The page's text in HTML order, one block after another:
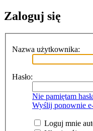
Zaloguj się
Nazwa użytkownika:
Hasło:
Nie pamiętam
Wyślij ponownie
Loguj mnie